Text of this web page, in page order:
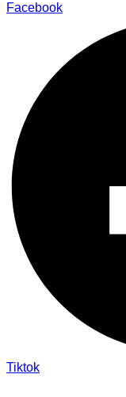
Facebook
Tiktok